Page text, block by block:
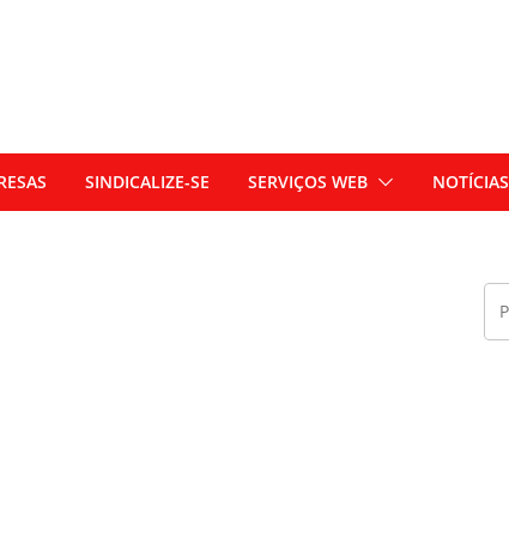
SINDICALIZE-SE SERVIÇOS WEB NOTÍCIAS